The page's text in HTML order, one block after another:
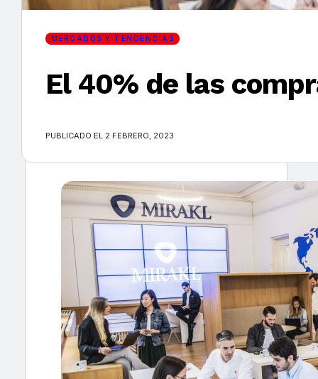
Encuentra tu noticia
MERCADOS Y TENDENCIAS
El 40% de las
PUBLICADO EL 2 FEBRERO, 2023